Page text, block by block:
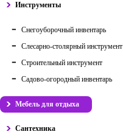
Инструменты
Снегоуборочный инвентарь
Слесарно-столярный инструмент
Строительный инструмент
Садово-огородный инвентарь
Мебель для отдыха
Сантехника